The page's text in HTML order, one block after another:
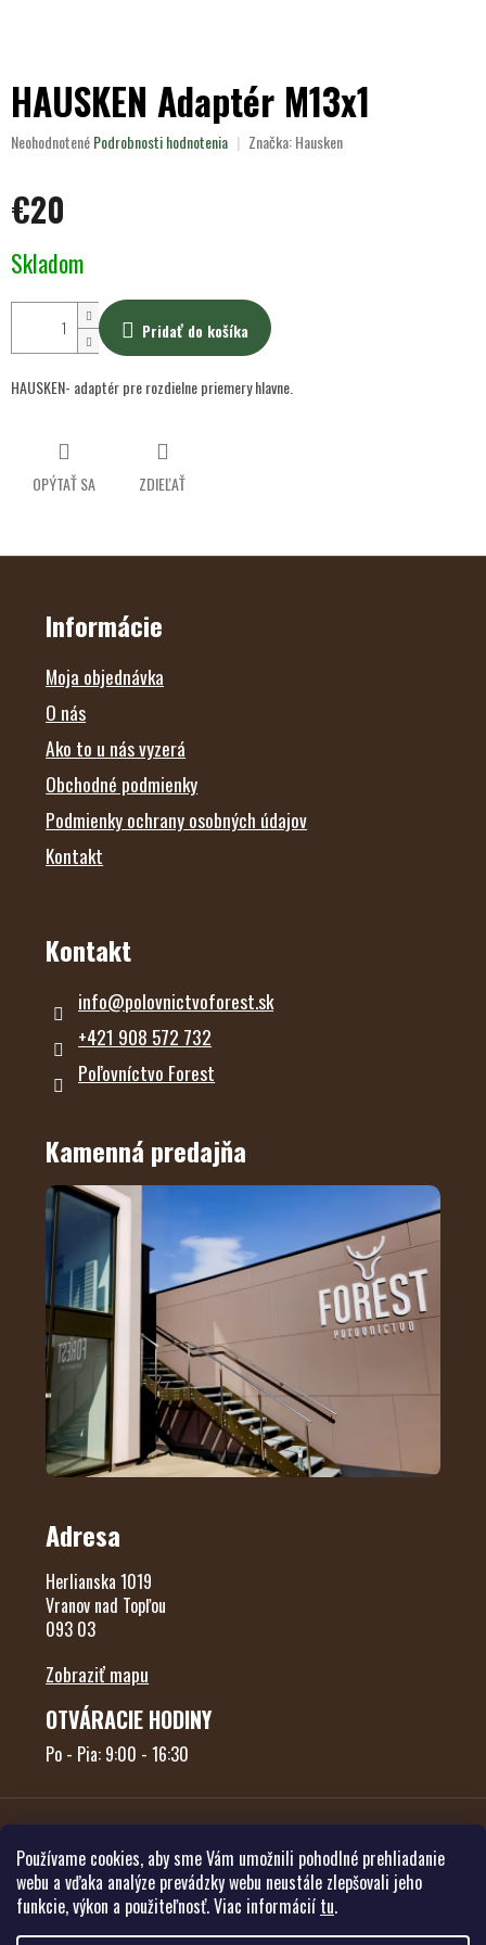
Používame cookies, aby sme Vám umožnili pohodlné prehliadanie
webu a vďaka analýze prevádzky webu neustále zlepšovali jeho
funkcie, výkon a použiteľnosť. Viac informácií tu.
HAUSKEN Adaptér M13x1
Priemerné
je
0,0
5
NeohodnotenéPodrobnosti hodnotenia Značka:Hausken
€20
cena:
Skladom
Pridať do košíka
HAUSKEN- adaptér pre rozdielne priemery hlavne.
OPÝTAŤ SA ZDIEĽAŤ
Z
Informácie
Moja objednávka
O nás
Ako to u nás vyzerá
Obchodné podmienky
Podmienky ochrany osobných údajov
Kontakt
Kontakt
info@polovnictvoforest.sk
+421 908 572 732
Poľovníctvo Forest
Kamenná predajňa
Adresa
Herlianska 1019
Vranov nad Topľou
093 03
Zobraziť mapu
OTVÁRACIE HODINY
Po - Pia: 9:00 - 16:30